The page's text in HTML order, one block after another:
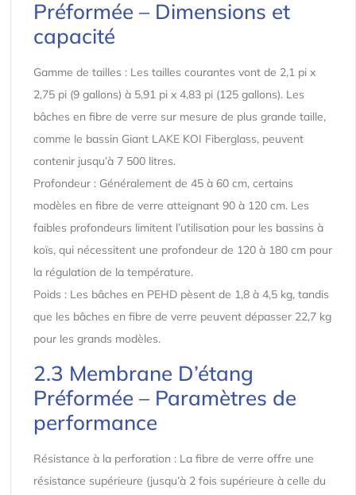
Préformée – Dimensions et
capacité
Gamme de tailles : Les tailles courantes vont de 2,1 pi x
2,75 pi (9 gallons) à 5,91 pi x 4,83 pi (125 gallons). Les
bâches en fibre de verre sur mesure de plus grande taille,
comme le bassin Giant LAKE KOI Fiberglass, peuvent
contenir jusqu’à 7 500 litres.
Profondeur : Généralement de 45 à 60 cm, certains
modèles en fibre de verre atteignant 90 à 120 cm. Les
faibles profondeurs limitent l’utilisation pour les bassins à
koïs, qui nécessitent une profondeur de 120 à 180 cm pour
la régulation de la température.
Poids : Les bâches en PEHD pèsent de 1,8 à 4,5 kg, tandis
que les bâches en fibre de verre peuvent dépasser 22,7 kg
pour les grands modèles.
2.3 Membrane D’étang
Préformée – Paramètres de
performance
Résistance à la perforation : La fibre de verre offre une
résistance supérieure (jusqu’à 2 fois supérieure à celle du